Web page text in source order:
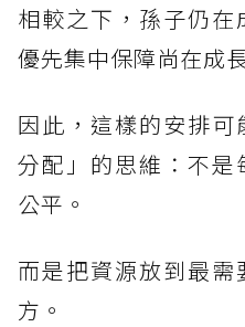
相較之下，孫子仍
優先集中保障尚在成
因此，這樣的安排
分配」的思維：不是
公平。
而是把資源放到最
方。